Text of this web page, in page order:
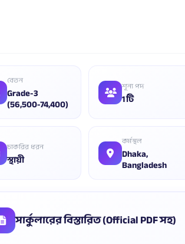
বেতন
Grade-3
(56,500-74,400)
শূন্য পদ
1 টি
চাকরির ধরন
স্থায়ী
কর্মস্থল
Dhaka,
Bangladesh
সার্কুলারের বিস্তারিত (Official PDF সহ)